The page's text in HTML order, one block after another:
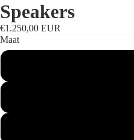
Speakers
€1.250,00 EUR
Maat